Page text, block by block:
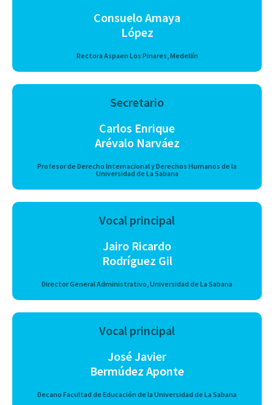
Consuelo Amaya
López
Rectora Aspaen Los Pinares, Medellín
Secretario
Carlos Enrique
Arévalo Narváez
Profesor de Derecho Internacional y Derechos Humanos de la
Universidad de La Sabana
Vocal principal
Jairo Ricardo
Rodríguez Gil
Director General Administrativo, Universidad de La Sabana
Vocal principal
José Javier
Bermúdez Aponte
Decano Facultad de Educación de la Universidad de La Sabana